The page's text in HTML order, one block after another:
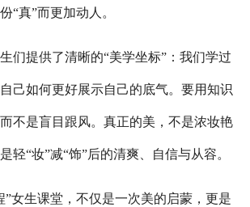
“真”而更加动人。
提供了清晰的“美学坐标”：我们学过
己如何更好展示自己的底气。要用知识
不是盲目跟风。真正的美，不是浓妆艳
轻“妆”减“饰”后的清爽、自信与从容。
生课堂，不仅是一次美的启蒙，更是